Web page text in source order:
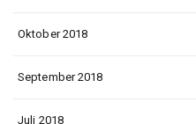
Oktober 2018
September 2018
Juli 2018